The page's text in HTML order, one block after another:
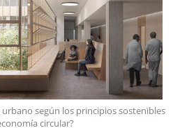
según los principios sostenibles
circular?